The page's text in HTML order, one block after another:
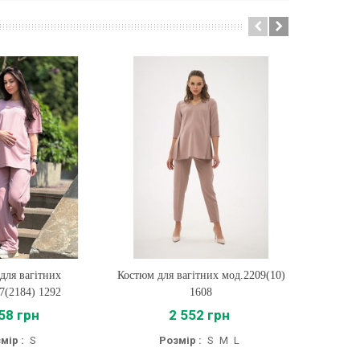
вагітних
1292
грн
: S
Купити
Костюм для вагітних мод.2209(10)
1608
2 552 грн
Розмір : S M L